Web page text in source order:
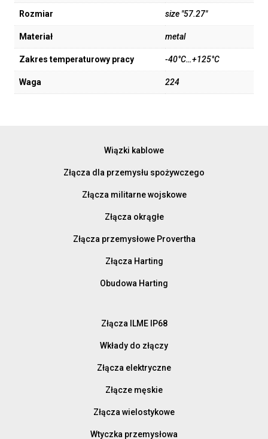
Rozmiar size "57.27"
Materiał metal
Zakres temperaturowy pracy -40°C…+125°C
Waga 224
Wiązki kablowe
Złącza dla przemysłu spożywczego
Złącza militarne wojskowe
Złącza okrągłe
Złącza przemysłowe Provertha
Złącza Harting
Obudowa Harting
Złącza ILME IP68
Wkłady do złączy
Złącza elektryczne
Złącze męskie
Złącza wielostykowe
Wtyczka przemysłowa